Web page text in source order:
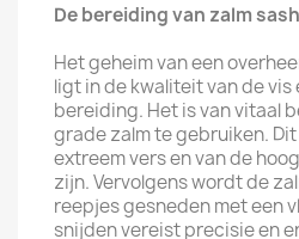
De bereiding van zalm
Het geheim van een
ligt in de kwaliteit van de
bereiding. Het is van vitaal
grade zalm te gebruiken.
extreem vers en van de
zijn. Vervolgens wordt de
reepjes gesneden met een
snijden vereist precisie en